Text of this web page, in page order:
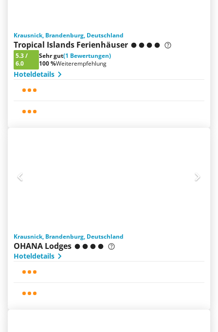
Krausnick, Brandenburg, Deutschland
Tropical Islands Ferienhäuser
5.3/
6.0
Sehr gut(1 Bewertungen)
100 %Weiterempfehlung
Hoteldetails
Krausnick, Brandenburg, Deutschland
OHANA Lodges
Hoteldetails